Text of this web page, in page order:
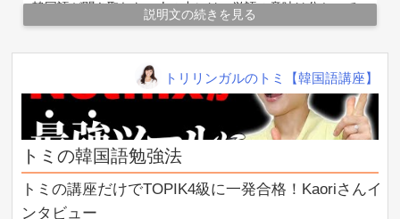
韓国語が聞き取れない人の中には、単語の意味は分かって
いるしスピードにもついていける、なのに聞き取れない！
その1番の理由は、発音変化をマスターできていないからで
そこで今回は、徹底的に発音変化をマスターできるよう、
発音変化のクイズを20個用意しました。
発音変化マスター目指してクイズに答えていきましょう！
・韓国語発音変化完全講義の動画はこちらから👇
https://www.youtube.com/watch?v=eFLg6_3G80w
🏆LINE限定🏆
✅無料豪華特典7個
説明文の続きを見る
トリリンガルのトミ【韓国語講座】
トミの韓国語勉強法
▲ 前の10件を見る
【韓国語学習】得意な人と不得意な人の3つの違い
【ポイントは3つ】韓国語の単語帳の選び方&トミの
おすすめ
トミの講座だけでTOPIK4級に一発合格！Kaoriさんイ
ンタビュー